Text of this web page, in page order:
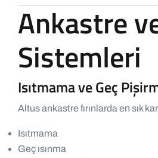
Ankastre
Sistemleri
Isıtmama ve Geç
Altus ankastre fırınlarda en sık
Isıtmama
Geç ısınma